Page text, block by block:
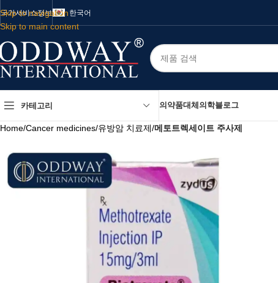
Skip to navigation
Skip to main content
국가서비스정보 한국어
카테고리 의약품대체의학블로그
Home/Cancer medicines/유방암 치료제/메토트렉세이트 주사제